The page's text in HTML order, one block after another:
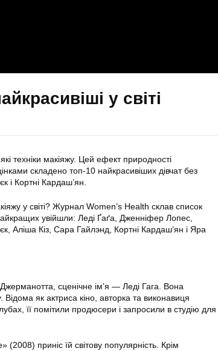
у світі
техніки макіяжу. Цей ефект природності
складено топ-10 найкрасивіших дівчат без
і Кортні Кардаш’ян.
у світі? Журнал Women’s Health склав список
увійшли: Леді Ґаґа, Дженніфер Лопес,
Аліша Кіз, Сара Гайлэнд, Кортні Кардаш’ян і Яра
сценічне ім’я — Леді Гага. Вона
як актриса кіно, авторка та виконавиця
її помітили продюсери і запросили в студію для
приніс їй світову популярність. Крім